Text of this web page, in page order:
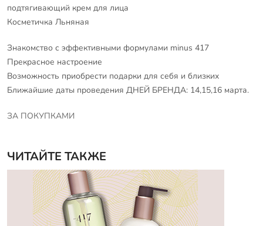
подтягивающий крем для лица
Косметичка Льняная
Знакомство с эффективными формулами minus 417
Прекрасное настроение
Возможность приобрести подарки для себя и близких
Ближайшие даты проведения ДНЕЙ БРЕНДА: 14,15,16 марта.
ЗА ПОКУПКАМИ
ЧИТАЙТЕ ТАКЖЕ